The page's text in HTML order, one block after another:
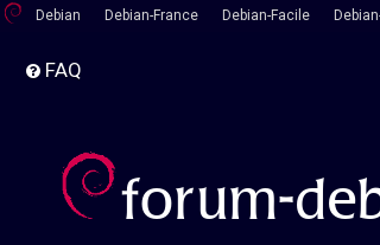
Debian Debian-France Debian-Facile
FAQ